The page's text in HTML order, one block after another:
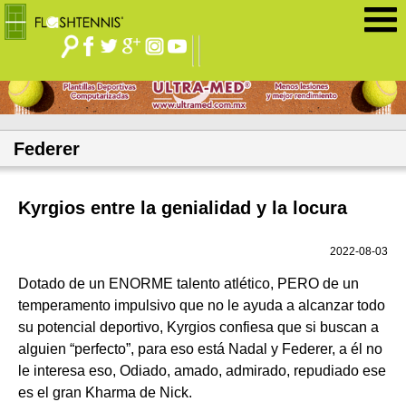
Federer
Kyrgios entre la genialidad y la locura
2022-08-03
Dotado de un ENORME talento atlético, PERO de un
temperamento impulsivo que no le ayuda a alcanzar todo
su potencial deportivo, Kyrgios confiesa que si buscan a
alguien “perfecto”, para eso está Nadal y Federer, a él no
le interesa eso, Odiado, amado, admirado, repudiado ese
es el gran Kharma de Nick.